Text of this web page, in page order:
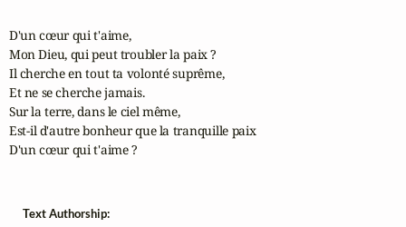
D'un cœur qui t'aime,
Mon Dieu, qui peut troubler la paix ?
Il cherche en tout ta volonté suprême,
Et ne se cherche jamais.
Sur la terre, dans le ciel même,
Est-il d'autre bonheur que la tranquille paix
D'un cœur qui t'aime ?
Text Authorship: